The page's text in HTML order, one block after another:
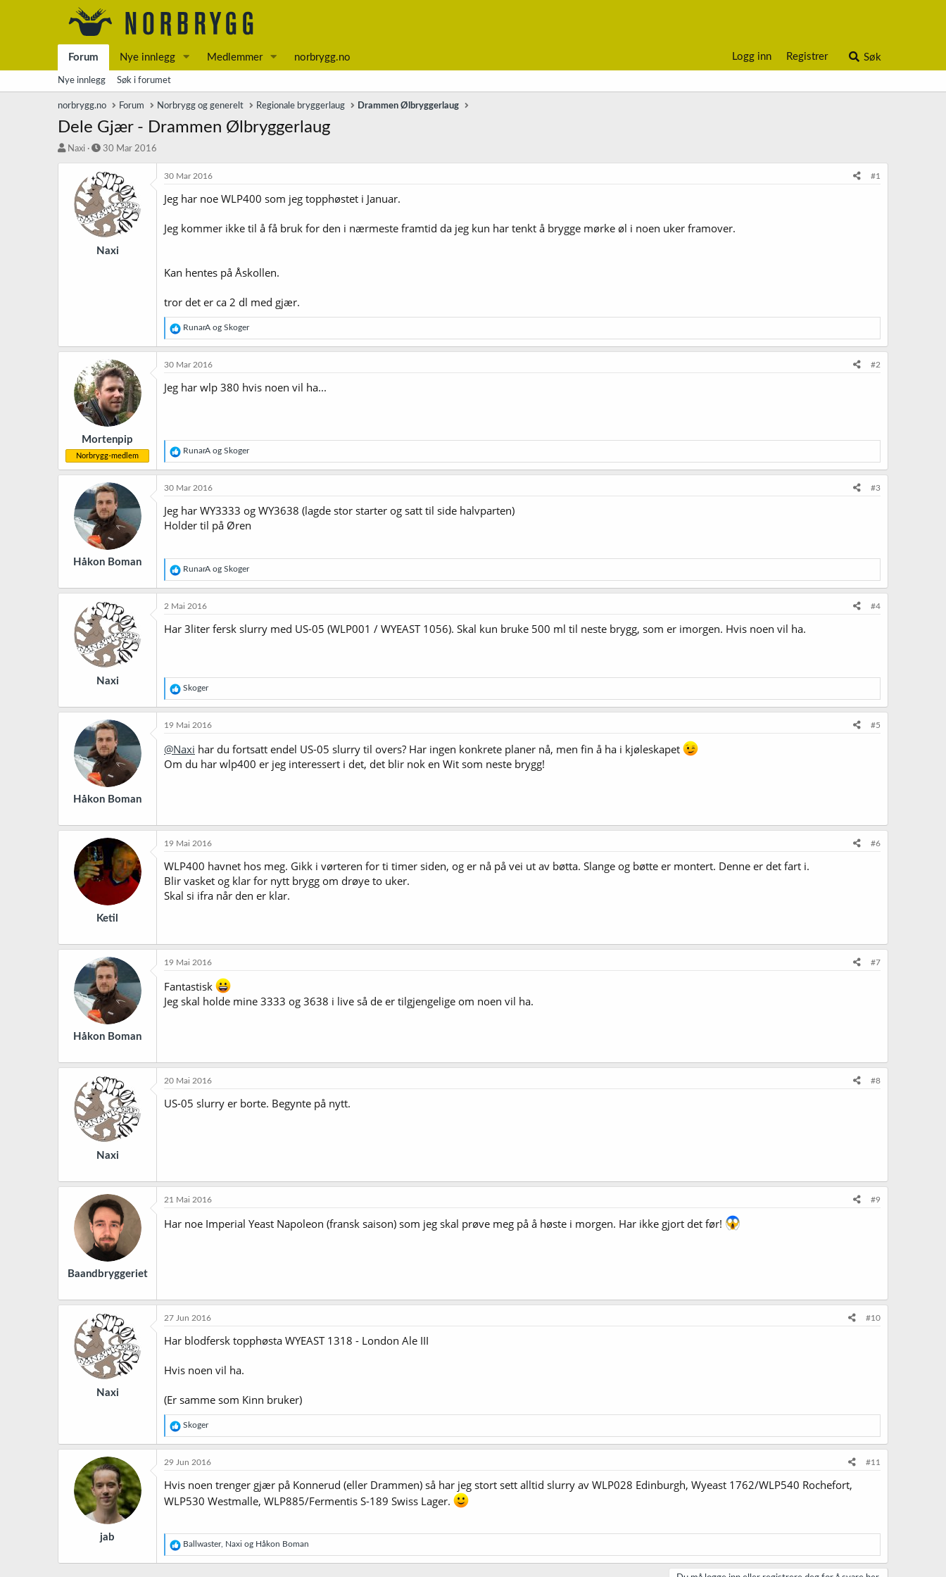
Forum Nye innlegg Medlemmer norbrygg.no Logg inn Registrer Søk
Nye innlegg Søk i forumet
norbrygg.no Forum Norbrygg og generelt Regionale bryggerlaug Drammen Ølbryggerlaug
Dele Gjær - Drammen Ølbryggerlaug
T
Naxi
S
a
r
t
d
a
t
o
30 Mar 2016
Naxi
30 Mar 2016 #1
Jeg har noe WLP400 som jeg topphøstet i Januar.
Jeg kommer ikke til å få bruk for den i nærmeste framtid da jeg kun har tenkt å brygge mørke øl i noen uker framover.
Kan hentes på Åskollen.
tror det er ca 2 dl med gjær.
R
e
a
k
j
o
:
RunarA og Skoger
Mortenpip
Norbrygg-medlem
30 Mar 2016 #2
Jeg har wlp 380 hvis noen vil ha...
R
e
a
k
j
o
n
RunarA og Skoger
Håkon Boman
30 Mar 2016 #3
Jeg har WY3333 og WY3638 (lagde stor starter og satt til side halvparten)
Holder til på Øren
R
e
a
k
o
:
RunarA og Skoger
Naxi
2 Mai 2016 #4
Har 3liter fersk slurry med US-05 (WLP001 / WYEAST 1056). Skal kun bruke 500 ml til neste brygg, som er imorgen. Hvis noen vil ha.
R
e
a
k
o
n
Skoger
Håkon Boman
19 Mai 2016 #5
@Naxi har du fortsatt endel US-05 slurry til overs? Har ingen konkrete planer nå, men fin å ha i kjøleskapet
Om du har wlp400 er jeg interessert i det, det blir nok en Wit som neste brygg!
Ketil
19 Mai 2016 #6
WLP400 havnet hos meg. Gikk i vørteren for ti timer siden, og er nå på vei ut av bøtta. Slange og bøtte er montert. Denne er det fart i.
Blir vasket og klar for nytt brygg om drøye to uker.
Skal si ifra når den er klar.
Håkon Boman
19 Mai 2016 #7
Fantastisk
Jeg skal holde mine 3333 og 3638 i live så de er tilgjengelige om noen vil ha.
Naxi
20 Mai 2016 #8
US-05 slurry er borte. Begynte på nytt.
Baandbryggeriet
21 Mai 2016 #9
Har noe Imperial Yeast Napoleon (fransk saison) som jeg skal prøve meg på å høste i morgen. Har ikke gjort det før!
Naxi
27 Jun 2016 #10
Har blodfersk topphøsta WYEAST 1318 - London Ale III
Hvis noen vil ha.
(Er samme som Kinn bruker)
R
e
a
o
n
:
Skoger
jab
29 Jun 2016 #11
Hvis noen trenger gjær på Konnerud (eller Drammen) så har jeg stort sett alltid slurry av WLP028 Edinburgh, Wyeast 1762/WLP540 Rochefort,
WLP530 Westmalle, WLP885/Fermentis S-189 Swiss Lager.
R
e
a
Ballwaster, Naxi og Håkon Boman